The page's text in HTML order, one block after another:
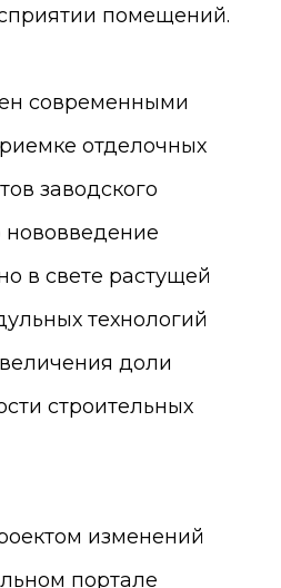
помещений.
современными
отделочных
заводского
нововведение
в свете растущей
технологий
доли
строительных
изменений
портале